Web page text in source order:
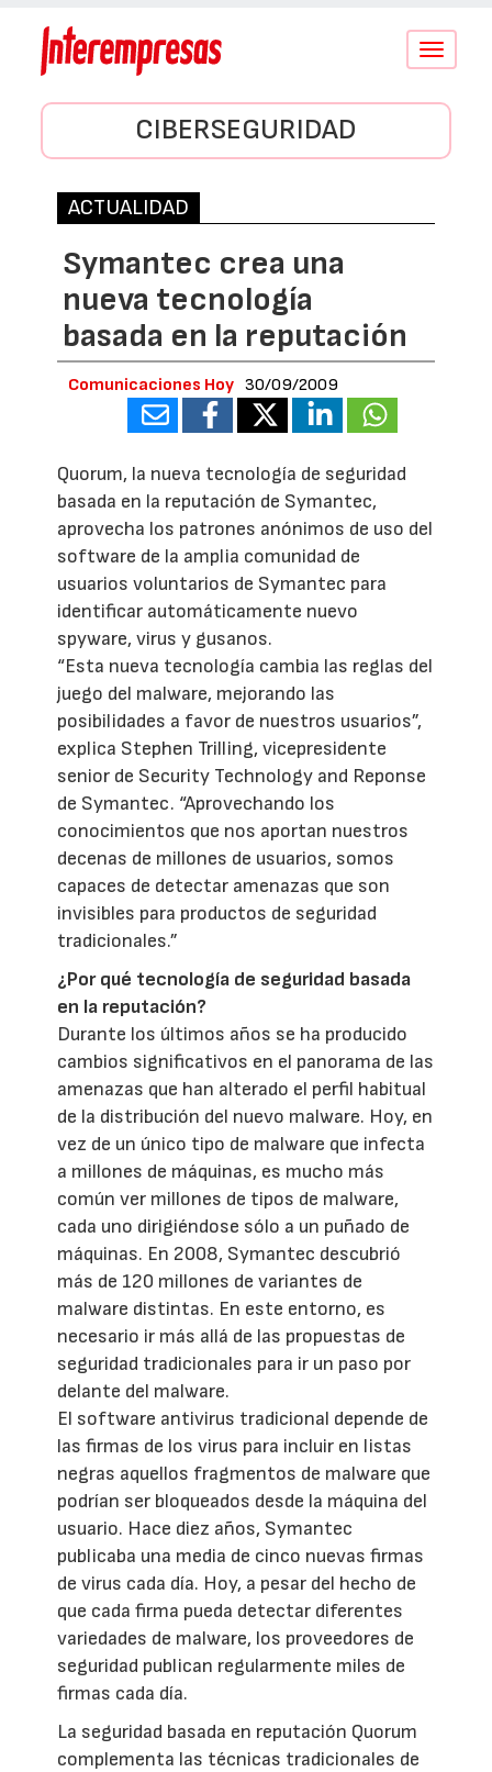
Conmutar
CIBERSEGURIDAD
ACTUALIDAD
Symantec crea una
nueva tecnología
basada en la reputación
Comunicaciones Hoy 30/09/2009
Quorum, la nueva tecnología de seguridad
basada en la reputación de Symantec,
aprovecha los patrones anónimos de uso del
software de la amplia comunidad de
usuarios voluntarios de Symantec para
identificar automáticamente nuevo
spyware, virus y gusanos.
“Esta nueva tecnología cambia las reglas del
juego del malware, mejorando las
posibilidades a favor de nuestros usuarios”,
explica Stephen Trilling, vicepresidente
senior de Security Technology and Reponse
de Symantec. “Aprovechando los
conocimientos que nos aportan nuestros
decenas de millones de usuarios, somos
capaces de detectar amenazas que son
invisibles para productos de seguridad
tradicionales.”
¿Por qué tecnología de seguridad basada
en la reputación?
Durante los últimos años se ha producido
cambios significativos en el panorama de las
amenazas que han alterado el perfil habitual
de la distribución del nuevo malware. Hoy, en
vez de un único tipo de malware que infecta
a millones de máquinas, es mucho más
común ver millones de tipos de malware,
cada uno dirigiéndose sólo a un puñado de
máquinas. En 2008, Symantec descubrió
más de 120 millones de variantes de
malware distintas. En este entorno, es
necesario ir más allá de las propuestas de
seguridad tradicionales para ir un paso por
delante del malware.
El software antivirus tradicional depende de
las firmas de los virus para incluir en listas
negras aquellos fragmentos de malware que
podrían ser bloqueados desde la máquina del
usuario. Hace diez años, Symantec
publicaba una media de cinco nuevas firmas
de virus cada día. Hoy, a pesar del hecho de
que cada firma pueda detectar diferentes
variedades de malware, los proveedores de
seguridad publican regularmente miles de
firmas cada día.
La seguridad basada en reputación Quorum
complementa las técnicas tradicionales de